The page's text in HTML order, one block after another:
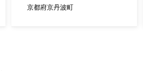
※北海道・沖縄は配送不可
京都府京丹波町